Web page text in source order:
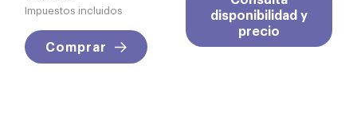
Impuestos incluidos
Comprar
disponibilidad y
precio